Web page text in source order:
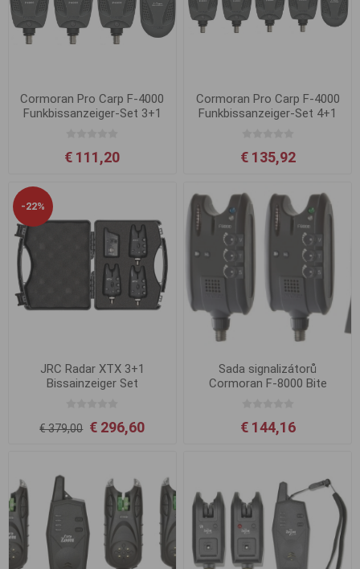
Cormoran Pro Carp F-4000
Funkbissanzeiger-Set 3+1
€ 111,20
Cormoran Pro Carp F-4000
Funkbissanzeiger-Set 4+1
€ 135,92
-22%
JRC Radar XTX 3+1
Bissainzeiger Set
€ 379,00 € 296,60
Sada signalizátorů
Cormoran F-8000 Bite
€ 144,16